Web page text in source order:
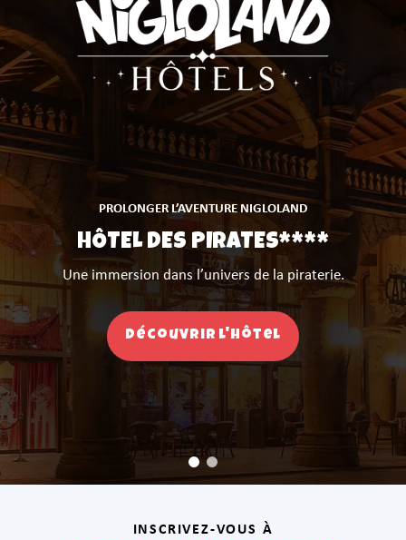
PROLONGER L’AVENTURE NIGLOLAND
HÔTEL DES PIRATES****
Une immersion dans l’univers de la piraterie.
Découvrir l'hôtel
PROLONGER L’AVENTURE NIGLOLAND
CABAÏANA
Nos cabanes sur pilotis au cœur
de la nature.
Découvrir Cabaïana
INSCRIVEZ-VOUS À